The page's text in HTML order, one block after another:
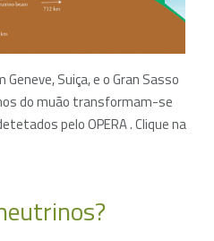
Geneve, Suiça, e o Gran Sasso
do muão transformam-se
pelo OPERA . Clique na